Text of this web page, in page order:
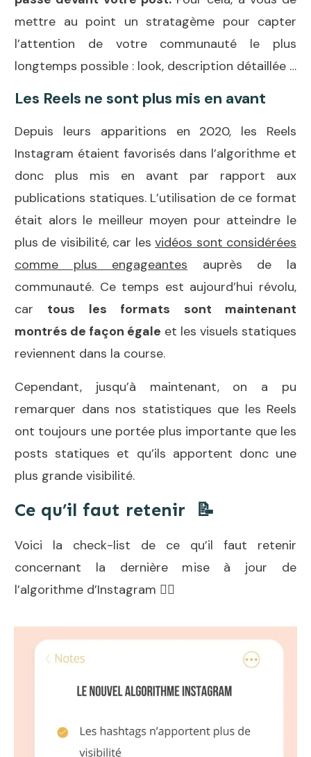
mettre au point un stratagème pour capter
l’attention de votre communauté le plus
longtemps possible : look, description détaillée …
Les Reels ne sont plus mis en avant
Depuis leurs apparitions en 2020, les Reels
Instagram étaient favorisés dans l’algorithme et
donc plus mis en avant par rapport aux
publications statiques. L’utilisation de ce format
était alors le meilleur moyen pour atteindre le
plus de visibilité, car lesvidéos sont considérées
comme plus engageantes auprès de la
communauté. Ce temps est aujourd’hui révolu,
car tous les formats sont maintenant
montrés de façon égale et les visuels statiques
reviennent dans la course.
Cependant, jusqu’à maintenant, on a pu
remarquer dans nos statistiques que les Reels
ont toujours une portée plus importante que les
posts statiques et qu’ils apportent donc une
plus grande visibilité.
Ce qu’il faut retenir 📝
Voici la check-list de ce qu’il faut retenir
concernant la dernière mise à jour de
l’algorithme d’Instagram 👇🏻